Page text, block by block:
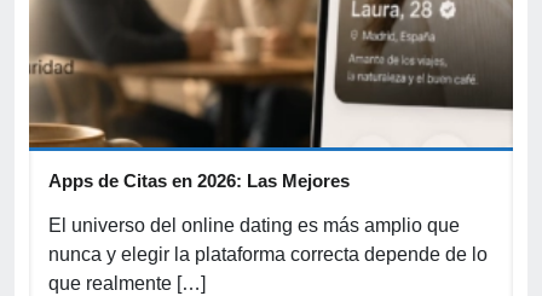
Apps de Citas en 2026: Las Mejores
El universo del online dating es más amplio que
nunca y elegir la plataforma correcta depende de lo
que realmente […]